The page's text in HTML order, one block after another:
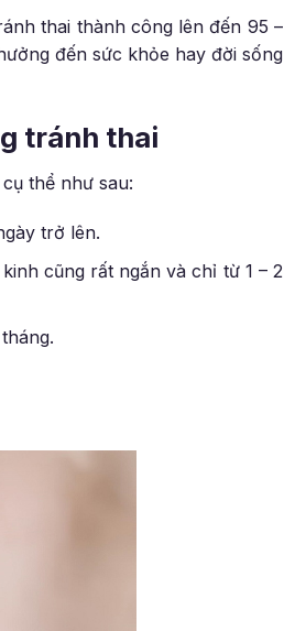
thai thành công lên đến 95 –
đến sức khỏe hay đời sống
tránh thai
thể như sau:
trở lên.
cũng rất ngắn và chỉ từ 1 – 2